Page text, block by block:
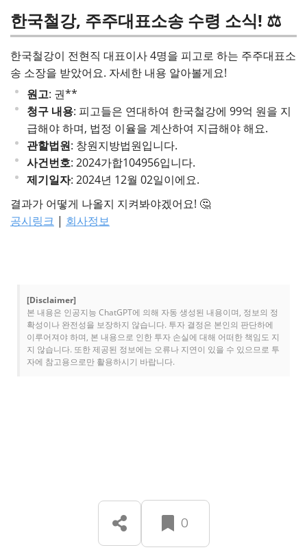
한국철강, 주주대표소송 수령 소식! ⚖️
한국철강이 전현직 대표이사 4명을 피고로 하는 주주대표소
송 소장을 받았어요. 자세한 내용 알아볼게요!
원고: 권**
청구 내용: 피고들은 연대하여 한국철강에 99억 원을 지
급해야 하며, 법정 이율을 계산하여 지급해야 해요.
관할법원: 창원지방법원입니다.
사건번호: 2024가합104956입니다.
제기일자: 2024년 12월 02일이에요.
결과가 어떻게 나올지 지켜봐야겠어요! 🤔
공시링크 | 회사정보
[Disclaimer]
본 내용은 인공지능 ChatGPT에 의해 자동 생성된 내용이며, 정보의 정
확성이나 완전성을 보장하지 않습니다. 투자 결정은 본인의 판단하에
이루어져야 하며, 본 내용으로 인한 투자 손실에 대해 어떠한 책임도 지
지 않습니다. 또한 제공된 정보에는 오류나 지연이 있을 수 있으므로 투
자에 참고용으로만 활용하시기 바랍니다.
0